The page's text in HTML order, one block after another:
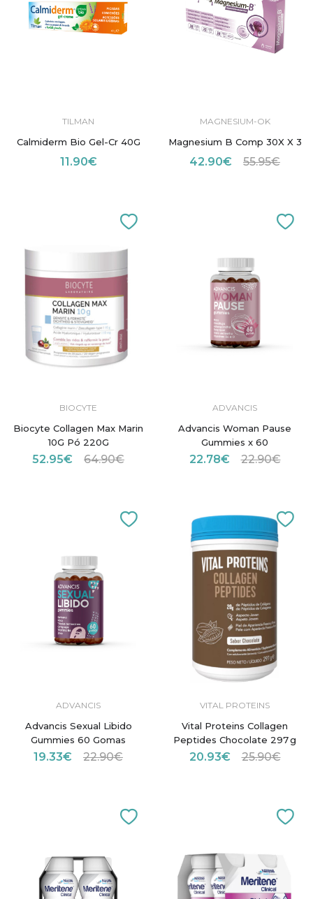
TILMAN
Calmiderm Bio Gel-Cr 40G
11.90€
MAGNESIUM-OK
Magnesium B Comp 30X X 3
42.90€ 55.95€
BIOCYTE
Biocyte Collagen Max Marin
10G Pó 220G
52.95€ 64.90€
ADVANCIS
Advancis Woman Pause
Gummies x 60
22.78€ 22.90€
ADVANCIS
Advancis Sexual Libido
Gummies 60 Gomas
19.33€ 22.90€
VITAL PROTEINS
Vital Proteins Collagen
Peptides Chocolate 297 g
20.93€ 25.90€